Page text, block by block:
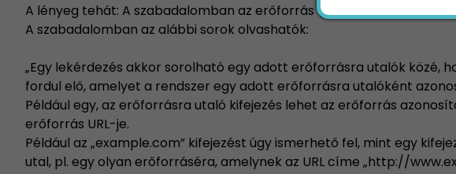
A lényeg tehát: A szabadalomban az erőforrás („resource”) szó
A szabadalomban az alábbi sorok olvashatók:
„Egy lekérdezés akkor sorolható egy adott erőforrásra utalók közé,
fordul elő, amelyet a rendszer egy adott erőforrásra utalóként
Például egy, az erőforrásra utaló kifejezés lehet az erőforrás
erőforrás URL-je.
Például az „example.com” kifejezést úgy ismerhető fel, mint egy
utal, pl. egy olyan erőforráséra, amelynek az URL címe „http://